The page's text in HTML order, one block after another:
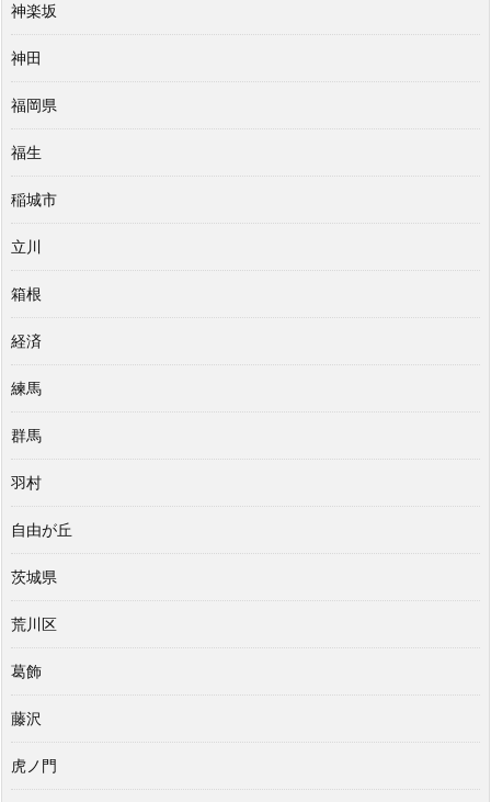
神楽坂
神田
福岡県
福生
稲城市
立川
箱根
経済
練馬
群馬
羽村
自由が丘
茨城県
荒川区
葛飾
藤沢
虎ノ門